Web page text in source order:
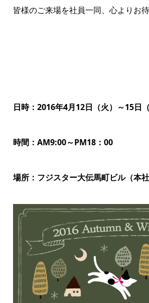
皆様のご来場を社員一同、心よりお
日時：2016年4月12日（火）～15日（
時間：AM9:00～PM18：00
場所：フジスター大伝馬町ビル（本